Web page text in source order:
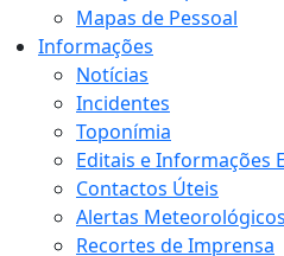
Mapas de Pessoal
Informações
Notícias
Incidentes
Toponímia
Editais e Informações
Contactos Úteis
Alertas Meteorológicos
Recortes de Imprensa